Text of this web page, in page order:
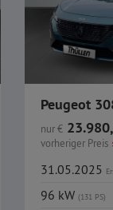
nur€
vorheriger Preis
31.05.2025
96 kW (131 PS)